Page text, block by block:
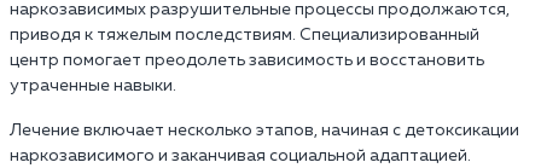
наркозависимых разрушительные процессы продолжаются,
приводя к тяжелым последствиям. Специализированный
центр помогает преодолеть зависимость и восстановить
утраченные навыки.
Лечение включает несколько этапов, начиная с детоксикации
наркозависимого и заканчивая социальной адаптацией.